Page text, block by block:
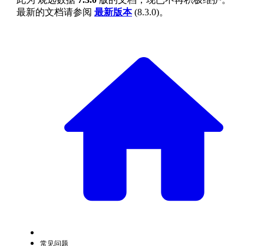
最新的文档请参阅 最新版本(8.3.0)。
常见问题